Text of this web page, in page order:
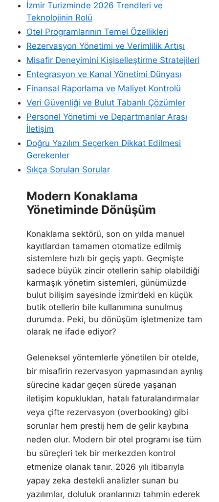
İzmir Turizminde 2026 Trendleri ve
Teknolojinin Rolü
Otel Programlarının Temel Özellikleri
Rezervasyon Yönetimi ve Verimlilik Artışı
Misafir Deneyimini Kişiselleştirme Stratejileri
Entegrasyon ve Kanal Yönetimi Dünyası
Finansal Raporlama ve Maliyet Kontrolü
Veri Güvenliği ve Bulut Tabanlı Çözümler
Personel Yönetimi ve Departmanlar Arası
İletişim
Doğru Yazılım Seçerken Dikkat Edilmesi
Gerekenler
Sıkça Sorulan Sorular
Modern Konaklama
Yönetiminde Dönüşüm
Konaklama sektörü, son on yılda manuel
kayıtlardan tamamen otomatize edilmiş
sistemlere hızlı bir geçiş yaptı. Geçmişte
sadece büyük zincir otellerin sahip olabildiği
karmaşık yönetim sistemleri, günümüzde
bulut bilişim sayesinde İzmir’deki en küçük
butik otellerin bile kullanımına sunulmuş
durumda. Peki, bu dönüşüm işletmenize tam
olarak ne ifade ediyor?
Geleneksel yöntemlerle yönetilen bir otelde,
bir misafirin rezervasyon yapmasından ayrılış
sürecine kadar geçen sürede yaşanan
iletişim kopuklukları, hatalı faturalandırmalar
veya çifte rezervasyon (overbooking) gibi
sorunlar hem prestij hem de gelir kaybına
neden olur. Modern bir otel programı ise tüm
bu süreçleri tek bir merkezden kontrol
etmenize olanak tanır. 2026 yılı itibarıyla
yapay zeka destekli analizler sunan bu
yazılımlar, doluluk oranlarınızı tahmin ederek